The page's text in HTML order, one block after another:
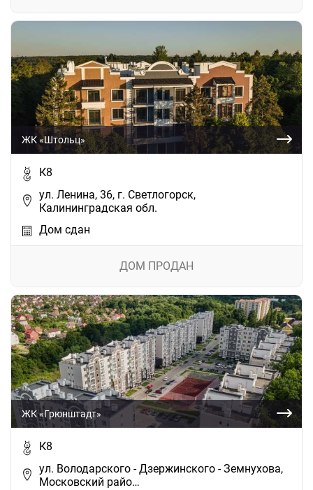
ЖК «Штольц»
К8
ул. Ленина, 36, г. Светлогорск,
Калининградская обл.
Дом сдан
ДОМ ПРОДАН
ЖК «Грюнштадт»
К8
ул. Володарского - Дзержинского - Земнухова,
Московский райо…